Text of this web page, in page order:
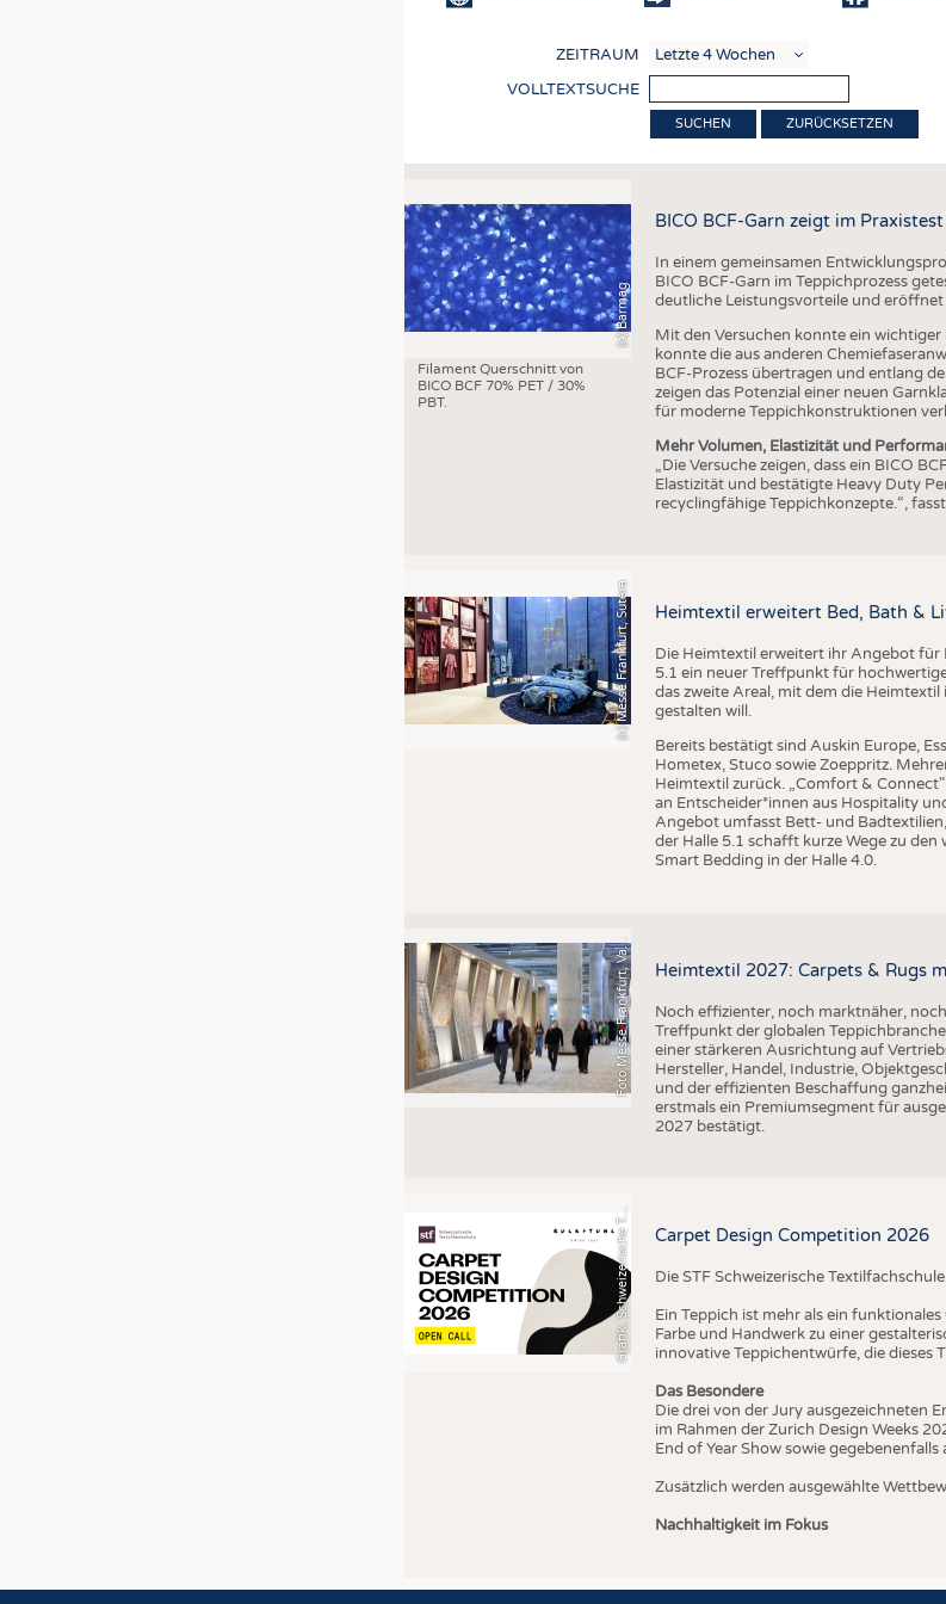
KRÜGER PERSONAL HEADHUNTING
PRAKTIKA & AUSBILDUNGEN
AUSSCHREIBUNGEN
DTV AUSSCHREIBUNGSDIENST
DAUNENCHECK
TERMINE
ZEITRAUM
VOLLTEXTSUCHE
ZURÜCKSETZEN
(c) Barmag
Filament Querschnitt von
BICO BCF 70% PET / 30%
PBT.
BICO BCF-Garn zeigt im
In einem gemeinsamen
BICO BCF-Garn im Teppichprozess
deutliche Leistungsvorteile und
Mit den Versuchen konnte ein
konnte die aus anderen
BCF-Prozess übertragen und entlang
zeigen das Potenzial einer neuen
für moderne Teppichkonstruktionen
Mehr Volumen, Elastizität und
„Die Versuche zeigen, dass ein BICO
Elastizität und bestätigte Heavy Duty
recyclingfähige Teppichkonzepte.“,
(c) Messe Frankfurt, Sutera Heimtextil erweitert Bed, Bath &
Die Heimtextil erweitert ihr Angebot für
5.1 ein neuer Treffpunkt für
das zweite Areal, mit dem die
gestalten will.
Bereits bestätigt sind Auskin Europe,
Hometex, Stuco sowie Zoeppritz.
Heimtextil zurück. „Comfort &
an Entscheider*innen aus Hospitality
Angebot umfasst Bett- und
der Halle 5.1 schafft kurze Wege zu
Smart Bedding in der Halle 4.0.
F
o
t
o
M
e
s
s
e
F
r
a
n
k
f
u
r
t
,
V
a
l
e
n
t
i
n
Heimtextil 2027: Carpets & Rugs
Noch effizienter, noch marktnäher,
Treffpunkt der globalen
einer stärkeren Ausrichtung auf
Hersteller, Handel, Industrie,
und der effizienten Beschaffung
erstmals ein Premiumsegment für
2027 bestätigt.
r
a
f
i
k
:
S
c
h
w
e
i
z
e
r
i
s
c
h
e
T
e
t
i
l
f
a
c
h
s
c
h
u
l
e
S
T Carpet Design Competition 2026
Die STF Schweizerische
Ein Teppich ist mehr als ein
Farbe und Handwerk zu einer
innovative Teppichentwürfe, die dieses
Das Besondere
Die drei von der Jury ausgezeichneten
im Rahmen der Zurich Design Weeks
End of Year Show sowie
Zusätzlich werden ausgewählte
Nachhaltigkeit im Fokus